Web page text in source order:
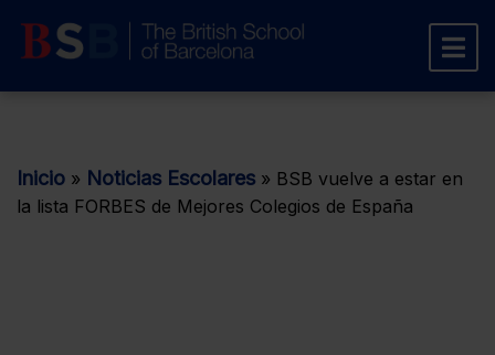
Inicio » Noticias Escolares » BSB vuelve a estar en
la lista FORBES de Mejores Colegios de España